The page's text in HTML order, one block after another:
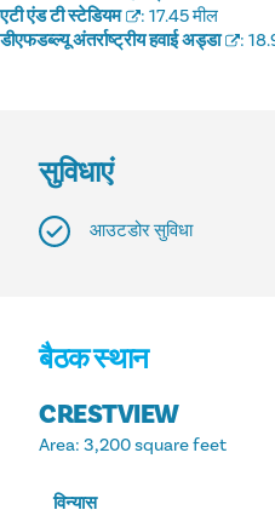
एटी एंड टी स्टेडियम
: 17.45 मील
डीएफडब्ल्यू अंतर्राष्ट्रीय हवाई अड्डा
:
सुविधाएं
आउटडोर सुविधा
बैठक स्थान
CRESTVIEW
Area: 3,200 square feet
विन्यास